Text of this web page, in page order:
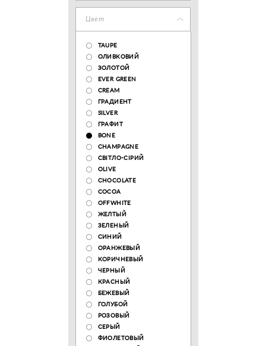
Цвет
TAUPE
ОЛИВКОВИЙ
ЗОЛОТОЙ
EVER GREEN
CREAM
ГРАДИЕНТ
SILVER
ГРАФИТ
BONE
CHAMPAGNE
СВІТЛО-СІРИЙ
OLIVE
CHOCOLATE
COCOA
OFFWHITE
ЖЕЛТЫЙ
ЗЕЛЕНЫЙ
СИНИЙ
ОРАНЖЕВЫЙ
КОРИЧНЕВЫЙ
ЧЕРНЫЙ
КРАСНЫЙ
БЕЖЕВЫЙ
ГОЛУБОЙ
РОЗОВЫЙ
СЕРЫЙ
ФИОЛЕТОВЫЙ